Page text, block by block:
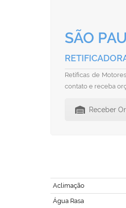
SÃO
Retíficas de
contato e receba
Receber
Aclimação
Água Rasa